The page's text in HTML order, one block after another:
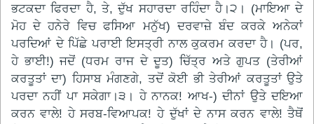
ਭਟਕਦਾ ਫਿਰਦਾ ਹੈ, ਤੇ, ਦੁੱਖ ਸਹਾਰਦਾ ਰਹਿੰਦਾ ਹੈ।੨। (ਮਾਇਆ ਦੇ
ਮੋਹ ਦੇ ਹਨੇਰੇ ਵਿਚ ਫਸਿਆ ਮਨੁੱਖ) ਦਰਵਾਜ਼ੇ ਬੰਦ ਕਰਕੇ ਅਨੇਕਾਂ
ਪਰਦਿਆਂ ਦੇ ਪਿੱਛੇ ਪਰਾਈ ਇਸਤ੍ਰੀ ਨਾਲ ਕੁਕਰਮ ਕਰਦਾ ਹੈ। (ਪਰ,
ਹੇ ਭਾਈ!) ਜਦੋਂ (ਧਰਮ ਰਾਜ ਦੇ ਦੂਤ) ਚਿੱਤ੍ਰ ਅਤੇ ਗੁਪਤ (ਤੇਰੀਆਂ
ਕਰਤੂਤਾਂ ਦਾ) ਹਿਸਾਬ ਮੰਗਣਗੇ, ਤਦੋਂ ਕੋਈ ਭੀ ਤੇਰੀਆਂ ਕਰਤੂਤਾਂ ਉਤੇ
ਪਰਦਾ ਨਹੀਂ ਪਾ ਸਕੇਗਾ।੩। ਹੇ ਨਾਨਕ! ਆਖ-) ਦੀਨਾਂ ਉਤੇ ਦਇਆ
ਕਰਨ ਵਾਲੇ! ਹੇ ਸਰਬ-ਵਿਆਪਕ! ਹੇ ਦੁੱਖਾਂ ਦੇ ਨਾਸ ਕਰਨ ਵਾਲੇ! ਤੈਥੋਂ